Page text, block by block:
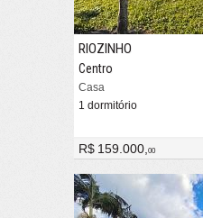
RIOZINHO
Centro
Casa
1 dormitório
R$ 159.000,00